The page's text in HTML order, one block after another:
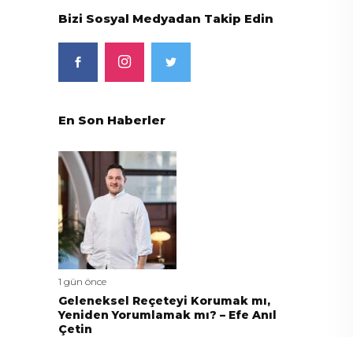
Bizi Sosyal Medyadan Takip Edin
En Son Haberler
1 gün önce
Geleneksel Reçeteyi Korumak mı,
Yeniden Yorumlamak mı? – Efe Anıl
Çetin